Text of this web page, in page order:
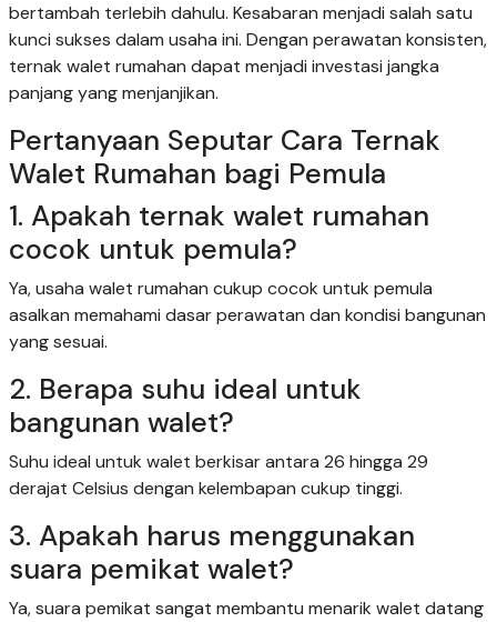
bertambah terlebih dahulu. Kesabaran menjadi salah satu
kunci sukses dalam usaha ini. Dengan perawatan konsisten,
ternak walet rumahan dapat menjadi investasi jangka
panjang yang menjanjikan.
Pertanyaan Seputar Cara Ternak
Walet Rumahan bagi Pemula
1. Apakah ternak walet rumahan
cocok untuk pemula?
Ya, usaha walet rumahan cukup cocok untuk pemula
asalkan memahami dasar perawatan dan kondisi bangunan
yang sesuai.
2. Berapa suhu ideal untuk
bangunan walet?
Suhu ideal untuk walet berkisar antara 26 hingga 29
derajat Celsius dengan kelembapan cukup tinggi.
3. Apakah harus menggunakan
suara pemikat walet?
Ya, suara pemikat sangat membantu menarik walet datang